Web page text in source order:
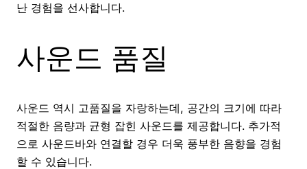
난 경험을 선사합니다.
사운드 품질
사운드 역시 고품질을 자랑하는데, 공간의 크기에 따라
적절한 음량과 균형 잡힌 사운드를 제공합니다. 추가적
으로 사운드바와 연결할 경우 더욱 풍부한 음향을 경험
할 수 있습니다.